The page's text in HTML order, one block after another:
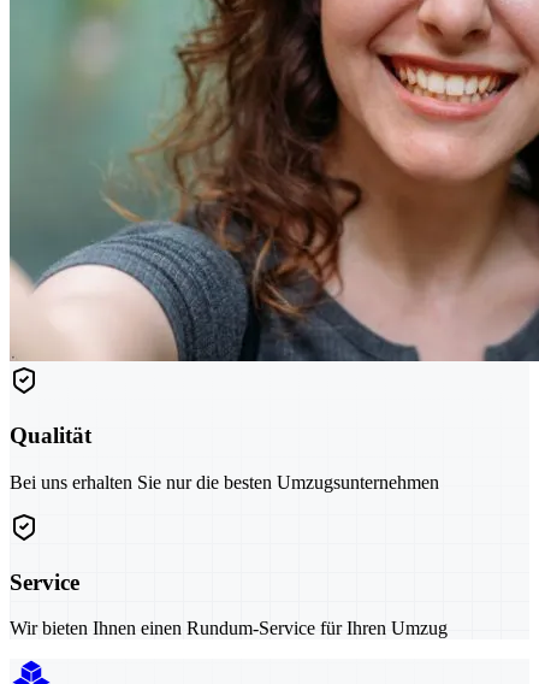
Qualität
Bei uns erhalten Sie nur die besten Umzugsunternehmen
Service
Wir bieten Ihnen einen Rundum-Service für Ihren Umzug